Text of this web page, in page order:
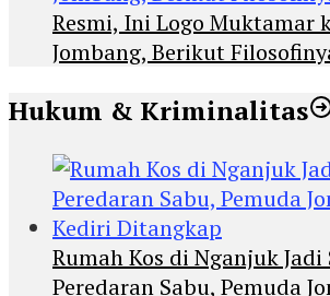
Resmi, Ini Logo Muktamar
Jombang, Berikut
Hukum & Kriminalitas
Rumah Kos di Nganjuk Jadi
Peredaran Sabu, Pemuda